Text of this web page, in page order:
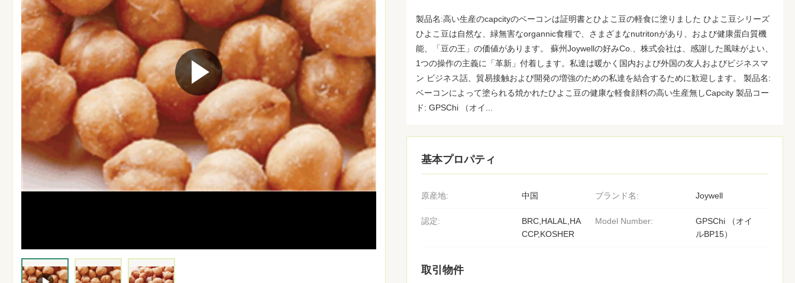
製品名:高い生産のcapcityのベーコンは証明書とひよこ豆の軽食に塗りました ひよこ豆シリーズ
ひよこ豆は自然な、緑無害なorgannic食糧で、さまざまなnutritonがあり、および健康蛋白質機
能、「豆の王」の価値があります。 蘇州Joywellの好みCo.、株式会社は、感謝した風味がよい、
1つの操作の主義に「革新」付着します。私達は暖かく国内および外国の友人およびビジネスマ
ン ビジネス話、貿易接触および開発の増強のための私達を結合するために歓迎します。 製品名:
ベーコンによって塗られる焼かれたひよこ豆の健康な軽食顔料の高い生産無しCapcity 製品コー
ド: GPSChi （オイ...
基本プロパティ
原産地: 中国 ブランド名: Joywell
認定:
BRC,HALAL,HA
CCP,KOSHER
Model Number:
GPSChi （オイ
ルBP15）
取引物件